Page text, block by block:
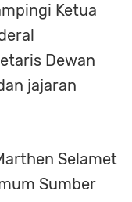
Ketua
Dewan
jajaran
Selamet
Sumber